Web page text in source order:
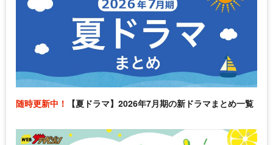
随時更新中！ 【夏ドラマ】2026年7月期の新ドラマまとめ一覧